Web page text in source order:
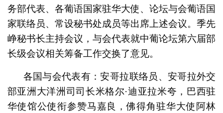
务部代表、各葡语国家驻华大使、论坛与会葡语国
家联络员、常设秘书处成员等出席上述会议。季先
峥秘书长主持会议，与会代表就中葡论坛第六届部
长级会议相关筹备工作交换了意见。
各国与会代表有：安哥拉联络员、安哥拉外交
部亚洲大洋洲司司长米格尔·迪亚拉米夸，巴西驻
华使馆公使衔参赞马嘉良，佛得角驻华大使阿林